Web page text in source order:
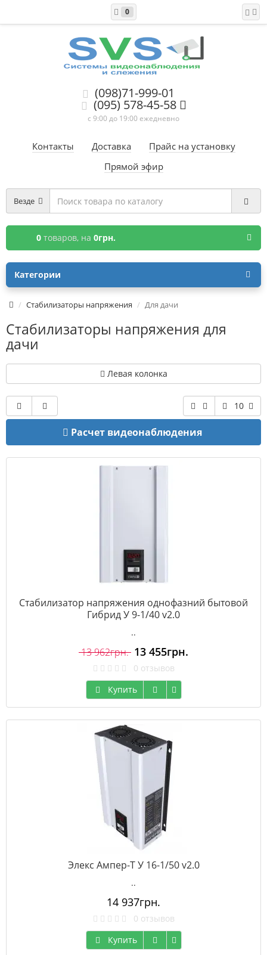
0
(098)71-999-01
(095) 578-45-58
с 9:00 до 19:00 ежедневно
Контакты Доставка
Прайс на установку
Прямой эфир
Везде
0 товаров, на 0грн.
Категории
Стабилизаторы напряжения Для дачи
Стабилизаторы напряжения для
дачи
Левая колонка
10
Расчет видеонаблюдения
Стабилизатор напряжения однофазний бытовой
Гибрид У 9-1/40 v2.0
..
13 962грн. 13 455грн.
0 отзывов
Купить
Элекс Ампер-Т У 16-1/50 v2.0
..
14 937грн.
0 отзывов
Купить